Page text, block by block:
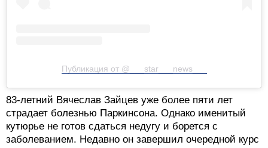
Публикация от @___star___news___
83-летний Вячеслав Зайцев уже более пяти лет
страдает болезнью Паркинсона. Однако именитый
кутюрье не готов сдаться недугу и борется с
заболеванием. Недавно он завершил очередной курс